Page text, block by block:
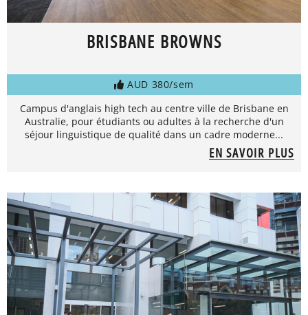
BRISBANE BROWNS
AUD 380/sem
Campus d'anglais high tech au centre ville de Brisbane en
Australie, pour étudiants ou adultes à la recherche d'un
séjour linguistique de qualité dans un cadre moderne...
EN SAVOIR PLUS